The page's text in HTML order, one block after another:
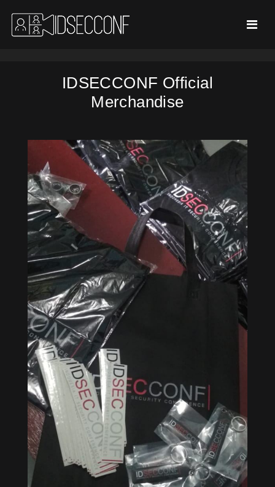
IDSECCONF Official
Merchandise